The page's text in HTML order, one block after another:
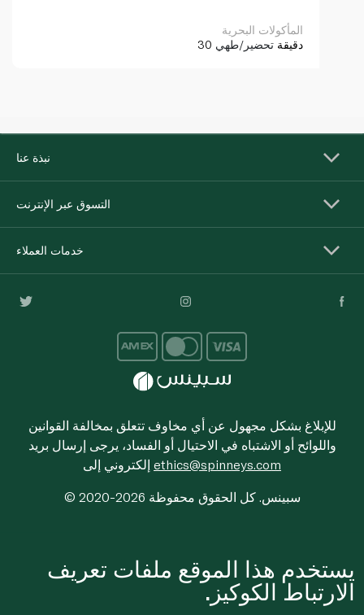
المأكولات البحرية
30 دقيقة تحضير/طهي
نبذة عنا
التسوق عبر الإنترنت
خدمات العملاء
للإبلاغ بشكل مجهول عن أي مخاوف تتعلق بمخالفة القوانين
واللوائح أو الاشتباه في الاحتيال أو الفساد، يرجى إرسال بريد
ethics@spinneys.com
© 2020-2026 سبينس. كل الحقوق محفوظة
يستخدم هذا الموقع ملفات تعريف
الارتباط الكوكيز.